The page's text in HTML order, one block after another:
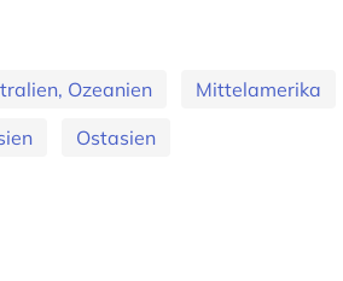
Ozeanien Mittelamerika
Ostasien